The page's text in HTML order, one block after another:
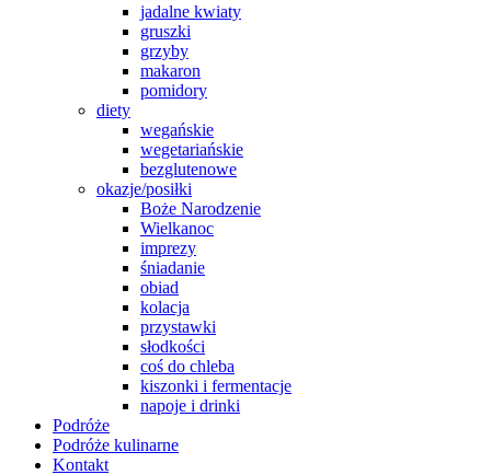
jadalne kwiaty
gruszki
grzyby
makaron
pomidory
diety
wegańskie
wegetariańskie
bezglutenowe
okazje/posiłki
Boże Narodzenie
Wielkanoc
imprezy
śniadanie
obiad
kolacja
przystawki
słodkości
coś do chleba
kiszonki i fermentacje
napoje i drinki
Podróże
Podróże kulinarne
Kontakt